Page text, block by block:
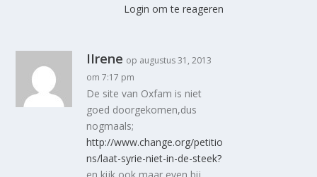
Login om te reageren
IIrene op augustus 31, 2013
om 7:17 pm
De site van Oxfam is niet
goed doorgekomen,dus
nogmaals;
http://www.change.org/petitio
ns/laat-syrie-niet-in-de-steek?
en kijk ook maar even bij